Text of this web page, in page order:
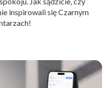
inspirowali się Czarnym